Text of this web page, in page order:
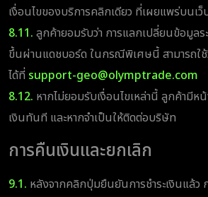
เงื่อนไขของบริการคลิกเดียว ที่เผยแพร่บนเ
8.11. ลูกค้ายอมรับว่า การแลกเปลี่ยนข้อมูล
ขึ้นผ่านแดชบอร์ด ในกรณีพิเศษนี้ สามารถใช้
ได้ที่ support-geo@olymptrade.com
8.12. หากไม่ยอมรับเงื่อนไขเหล่านี้ ลูกค้ามีห
เงินทันที และหากจำเป็นให้ติดต่อบริษัท
การคืนเงินและยกเลิก
9.1. หลังจากคลิกปุ่มยืนยันการชำระเงินแล้ว ก